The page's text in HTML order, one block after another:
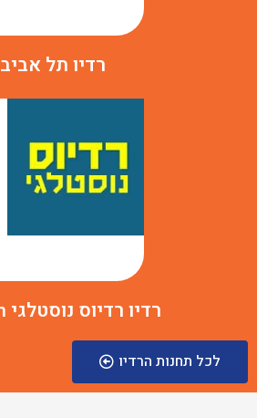
רדיו תל אביב
רדיו רדיוס נוסטלגי 96.3fm
לכל תחנות הרדיו